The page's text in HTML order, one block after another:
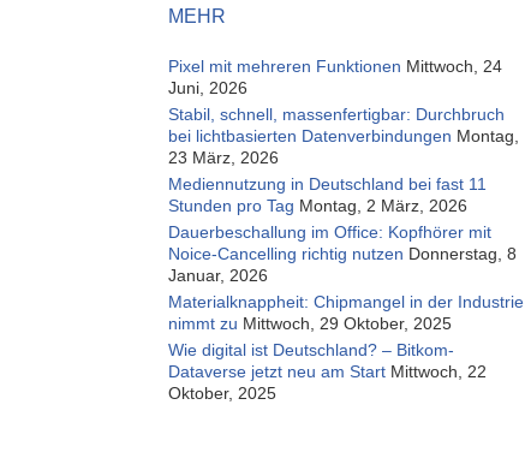
MEHR
Pixel mit mehreren Funktionen Mittwoch, 24
Juni, 2026
Stabil, schnell, massenfertigbar: Durchbruch
bei lichtbasierten Datenverbindungen Montag,
23 März, 2026
Mediennutzung in Deutschland bei fast 11
Stunden pro Tag Montag, 2 März, 2026
Dauerbeschallung im Office: Kopfhörer mit
Noice-Cancelling richtig nutzen Donnerstag, 8
Januar, 2026
Materialknappheit: Chipmangel in der Industrie
nimmt zu Mittwoch, 29 Oktober, 2025
Wie digital ist Deutschland? – Bitkom-
Dataverse jetzt neu am Start Mittwoch, 22
Oktober, 2025